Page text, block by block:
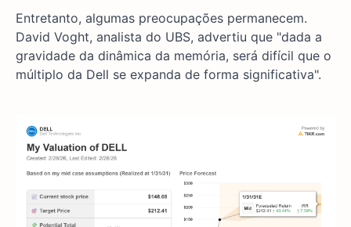
Entretanto, algumas preocupações permanecem.
David Voght, analista do UBS, advertiu que "dada a
gravidade da dinâmica da memória, será difícil que o
múltiplo da Dell se expanda de forma significativa".